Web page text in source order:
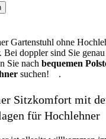
Gartenstuhl ohne
Bei doppler sind Sie
Sie nach bequemen
suchen! .
Sitzkomfort mit
für Hochlehner